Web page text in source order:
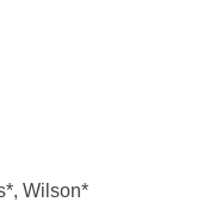
Wilson*